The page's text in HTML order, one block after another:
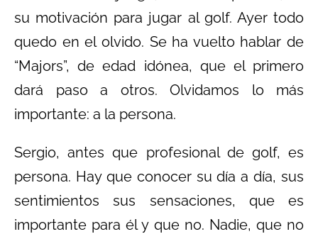
su motivación para jugar al golf. Ayer todo
quedo en el olvido. Se ha vuelto hablar de
“Majors”, de edad idónea, que el primero
dará paso a otros. Olvidamos lo más
importante: a la persona.
Sergio, antes que profesional de golf, es
persona. Hay que conocer su día a día, sus
sentimientos sus sensaciones, que es
importante para él y que no. Nadie, que no